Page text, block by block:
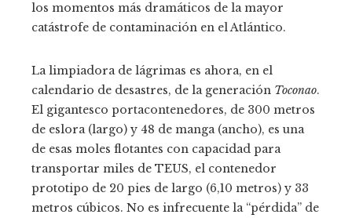
los momentos más dramáticos de la mayor
catástrofe de contaminación en el Atlántico.
La limpiadora de lágrimas es ahora, en el
calendario de desastres, de la generación Toconao.
El gigantesco portacontenedores, de 300 metros
de eslora (largo) y 48 de manga (ancho), es una
de esas moles flotantes con capacidad para
transportar miles de TEUS, el contenedor
prototipo de 20 pies de largo (6,10 metros) y 33
metros cúbicos. No es infrecuente la “pérdida” de